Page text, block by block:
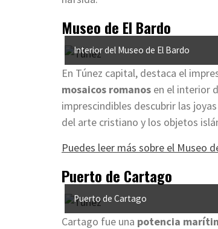
Museo de El Bardo
Interior del Museo de El Bardo
En Túnez capital, destaca el
mosaicos romanos en el interior
imprescindibles descubrir las
del arte cristiano y los objetos
Puedes leer más sobre el Museo
Puerto de Cartago
Puerto de Cartago
Cartago fue una potencia